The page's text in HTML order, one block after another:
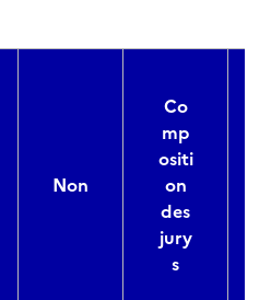
Non
Co
mp
ositi
on
des
jury
s